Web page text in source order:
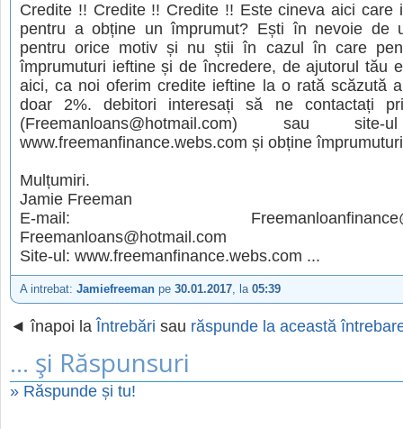
Credite !! Credite !! Credite !! Este cineva aici care
pentru a obține un împrumut? Ești în nevoie de
pentru orice motiv și nu știi în cazul în care
împrumuturi ieftine și de încredere, de ajutorul tău
aici, ca noi oferim credite ieftine la o rată scăzută
doar 2%. debitori interesați să ne contactați
(Freemanloans@hotmail.com) sau
www.freemanfinance.webs.com și obține
Mulțumiri.
Jamie Freeman
E-mail:
Freemanloans@hotmail.com
Site-ul: www.freemanfinance.webs.com ...
A intrebat: Jamiefreeman pe 30.01.2017, la 05:39
◄ înapoi la Întrebări sau răspunde la această
... şi Răspunsuri
» Răspunde și tu!